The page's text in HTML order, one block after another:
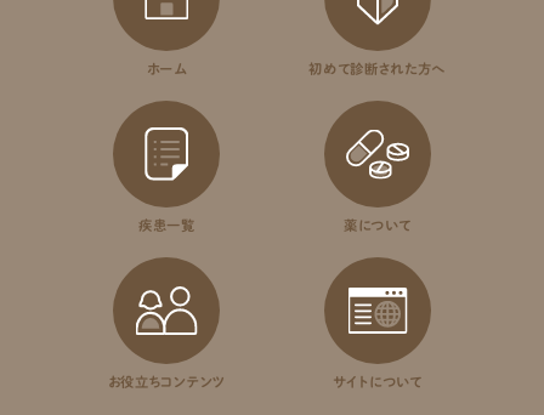
ホーム 初めて診断された方へ
疾患一覧 薬について
お役立ちコンテンツ サイトについて